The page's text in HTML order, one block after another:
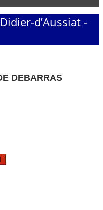
d’Aussiat -
DEBARRAS